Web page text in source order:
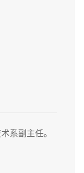
系副主任。